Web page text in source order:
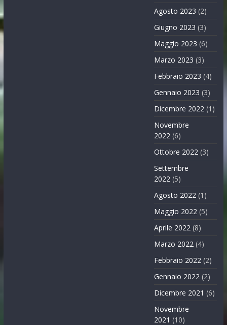
Agosto 2023 (2)
Giugno 2023 (3)
Maggio 2023 (6)
Marzo 2023 (3)
Febbraio 2023 (4)
Gennaio 2023 (3)
Dicembre 2022 (1)
Novembre
2022 (6)
Ottobre 2022 (3)
Settembre
2022 (5)
Agosto 2022 (1)
Maggio 2022 (5)
Aprile 2022 (8)
Marzo 2022 (4)
Febbraio 2022 (2)
Gennaio 2022 (2)
Dicembre 2021 (6)
Novembre
2021 (10)